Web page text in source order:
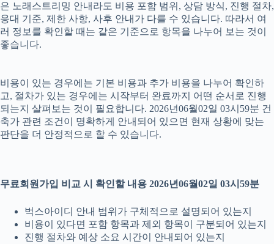
은 노래스트리밍 안내라도 비용 포함 범위, 상담 방식, 진행 절차,
응대 기준, 제한 사항, 사후 안내가 다를 수 있습니다. 따라서 여
러 정보를 확인할 때는 같은 기준으로 항목을 나누어 보는 것이
좋습니다.
비용이 있는 경우에는 기본 비용과 추가 비용을 나누어 확인하
고, 절차가 있는 경우에는 시작부터 완료까지 어떤 순서로 진행
되는지 살펴보는 것이 필요합니다. 2026년06월02일 03시59분 건
축가 관련 조건이 명확하게 안내되어 있으면 현재 상황에 맞는
판단을 더 안정적으로 할 수 있습니다.
무료회원가입 비교 시 확인할 내용 2026년06월02일 03시59분
벅스아이디 안내 범위가 구체적으로 설명되어 있는지
비용이 있다면 포함 항목과 제외 항목이 구분되어 있는지
진행 절차와 예상 소요 시간이 안내되어 있는지